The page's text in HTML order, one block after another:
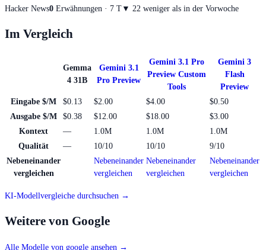
Hacker News0 Erwähnungen · 7 T ▼ 22 weniger als in der Vorwoche
Im Vergleich
Gemma
4 31B
Gemini 3.1
Pro Preview
Gemini 3.1 Pro
Preview Custom
Tools
Gemini 3
Flash
Preview
Eingabe $/M
$0.13 $2.00 $4.00
$0.50
Ausgabe $/M
$0.38 $12.00 $18.00
$3.00
Kontext
— 1.0M 1.0M
1.0M
Qualität
— 10/10 10/10
9/10
Nebeneinander
vergleichen
Nebeneinander
vergleichen
Nebeneinander
vergleichen
Nebeneinander
vergleichen
KI-Modellvergleiche durchsuchen →
Weitere von Google
Alle Modelle von google ansehen →